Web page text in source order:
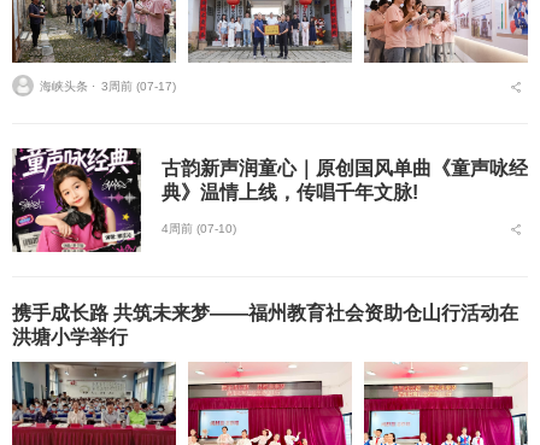
海峡头条 ⋅ 3周前 (07-17)
古韵新声润童心｜原创国风单曲《童声咏经
典》温情上线，传唱千年文脉!
4周前 (07-10)
携手成长路 共筑未来梦——福州教育社会资助仓山行活动在
洪塘小学举行